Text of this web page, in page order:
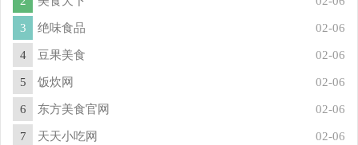
3 绝味食品 02-06
4 豆果美食 02-06
5 饭炊网 02-06
6 东方美食官网 02-06
7 天天小吃网 02-06